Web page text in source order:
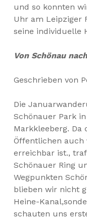
und so konnten
Uhr am Leipziger
seine individuelle
Von Schönau
Geschrieben von
Die
Schönauer Park
Markkleeberg. Da
Öffentlichen auch
erreichbar ist.,
Schönauer Ring
Wegpunkten
blieben wir nicht
Heine-
schauten uns